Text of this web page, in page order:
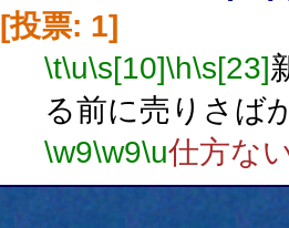
[投票: 1]
\t\u\s[10]\h\s[23]
る前に売りさば
\w9\w9\u仕方な